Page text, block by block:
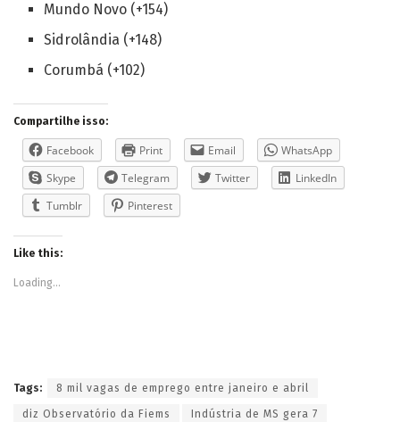
Mundo Novo (+154)
Sidrolândia (+148)
Corumbá (+102)
Compartilhe isso:
Facebook Print Email
WhatsApp
Skype
Telegram Twitter
LinkedIn
Tumblr
Pinterest
Like this:
Loading...
Tags: 8 mil vagas de emprego entre janeiro e abril
diz Observatório da Fiems Indústria de MS gera 7